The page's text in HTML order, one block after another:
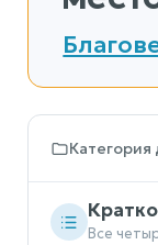
Категория
Все